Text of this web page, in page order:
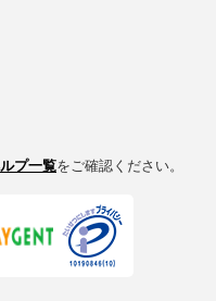
プ一覧をご確認ください。